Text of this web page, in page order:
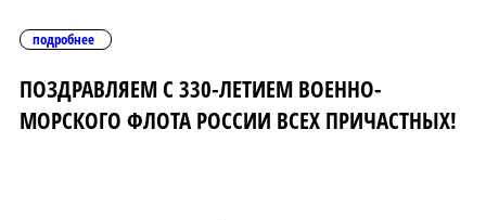
подробнее
ПОЗДРАВЛЯЕМ С 330-ЛЕТИЕМ ВОЕННО-
МОРСКОГО ФЛОТА РОССИИ ВСЕХ ПРИЧАСТНЫХ!